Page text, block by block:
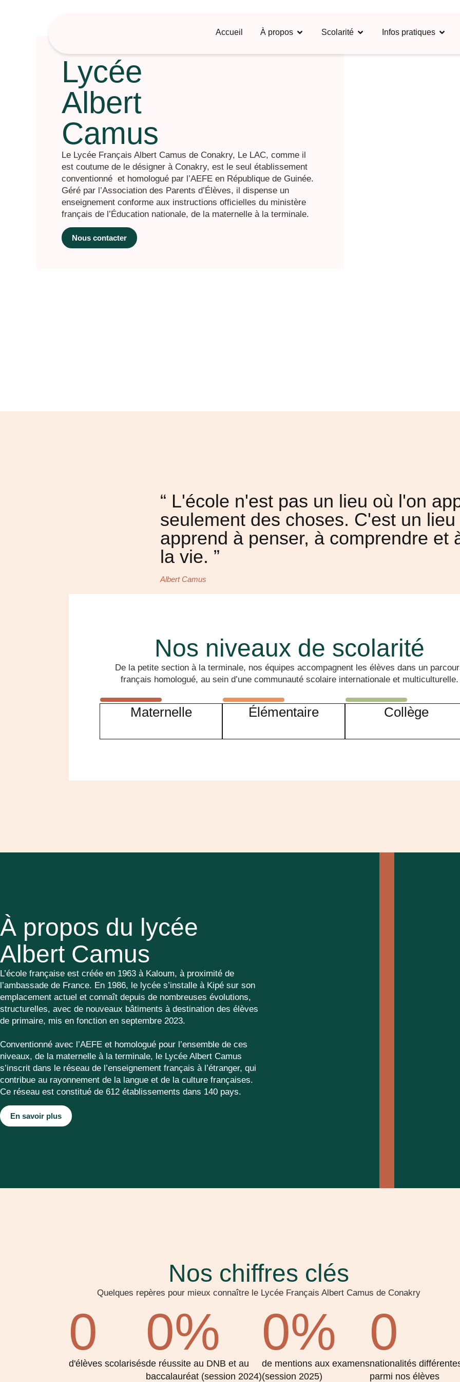
Accueil À propos Scolarité Infos pratiques
Lycée
Albert
Camus
Le Lycée Français Albert Camus de Conakry, Le LAC, comme il
est coutume de le désigner à Conakry, est le seul établissement
conventionné et homologué par l’AEFE en République de Guinée.
Géré par l’Association des Parents d’Élèves, il dispense un
enseignement conforme aux instructions officielles du ministère
français de l’Éducation nationale, de la maternelle à la terminale.
Nous contacter
“ L'école n'est pas un lieu où l'on
seulement des choses. C'est un
apprend à penser, à comprendre et
la vie. ”
Albert Camus
Nos niveaux de scolarité
De la petite section à la terminale, nos équipes accompagnent les élèves dans un
français homologué, au sein d’une communauté scolaire internationale et multiculturelle.
Maternelle Élémentaire Collège
À propos du lycée
Albert Camus
L’école française est créée en 1963 à Kaloum, à proximité de
l’ambassade de France. En 1986, le lycée s’installe à Kipé sur son
emplacement actuel et connaît depuis de nombreuses évolutions,
structurelles, avec de nouveaux bâtiments à destination des élèves
de primaire, mis en fonction en septembre 2023.
Conventionné avec l’AEFE et homologué pour l’ensemble de ces
niveaux, de la maternelle à la terminale, le Lycée Albert Camus
s’inscrit dans le réseau de l’enseignement français à l’étranger, qui
contribue au rayonnement de la langue et de la culture françaises.
Ce réseau est constitué de 612 établissements dans 140 pays.
En savoir plus
Nos chiffres clés
Quelques repères pour mieux connaître le Lycée Français Albert Camus de Conakry
d'élèves scolarisés
0
de réussite au DNB et au
baccalauréat (session 2024)
0%
de mentions aux examens
(session 2025)
0%
nationalités
parmi nos élèves
0